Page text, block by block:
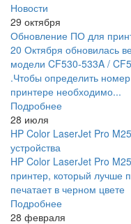
Новости
29 октября
Обновление ПО для
20 Октября обновилась
модели CF530-533A /
.Чтобы определить
принтере необходимо...
Подробнее
28 июля
HP Color LaserJet Pro
устройства
HP Color LaserJet Pro
принтер, который лучше
печатает в черном цвете
Подробнее
28 февраля